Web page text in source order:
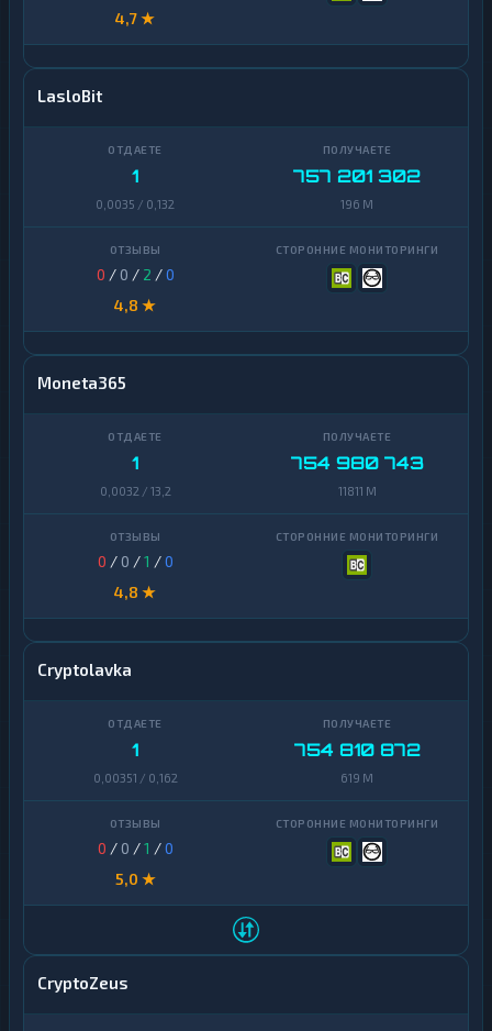
4,7 ★
LasloBit
1
0,0035 / 0,132
757 201 302
196 M
0 / 0 / 2 /0
4,8 ★
Moneta365
1
0,0032 / 13,2
754 980 743
11811 M
0 / 0 /1 /0
4,8 ★
Cryptolavka
1
0,00351 / 0,162
754 810 872
619 M
0 / 0 /1 /0
5,0 ★
CryptoZeus